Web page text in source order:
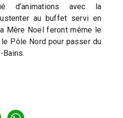
d’animations avec la
au buffet servi en
Mère Noël feront même le
Pôle Nord pour passer du
Bains.